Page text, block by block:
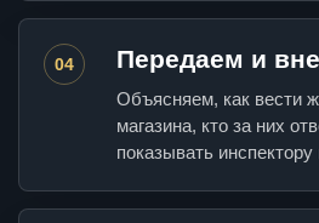
04 Передаем и
Объясняем, как вести
магазина, кто за них
показывать инспектору